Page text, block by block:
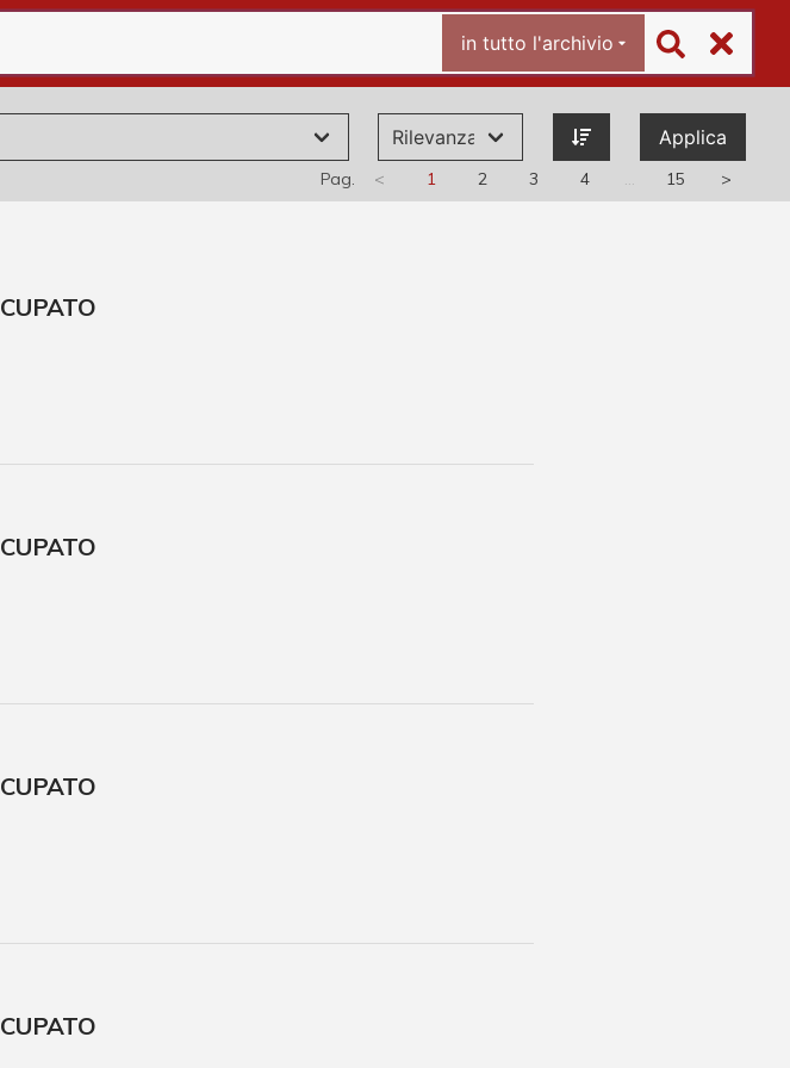
in tutto l'archivio
Applica
Pag. < >
1 2 3 4 … 15